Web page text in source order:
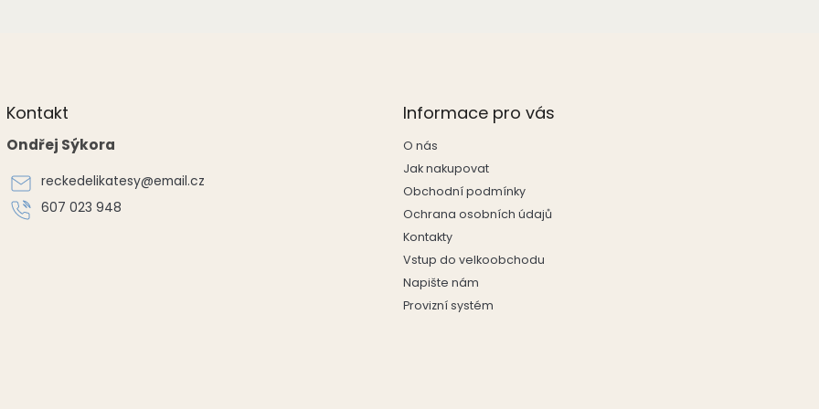
Kontakt
Ondřej Sýkora
reckedelikatesy@email.cz
607 023 948
Informace pro vás
O nás
Jak nakupovat
Obchodní podmínky
Ochrana osobních údajů
Kontakty
Vstup do velkoobchodu
Napište nám
Provizní systém